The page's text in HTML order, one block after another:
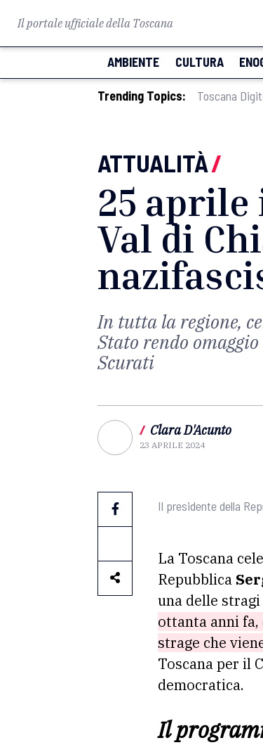
Il portale ufficiale della Toscana
AMBIENTE CULTURA
Trending Topics: Toscana
ATTUALITÀ/
25 aprile
Val di
In tutta la regione,
Stato rendo
Scurati
/ Clara D'Acunto
23 APRILE 2024
Il presidente della
La Toscana
Repubblica
una delle stragi
ottanta anni
strage che
Toscana per il
democratica.
Il